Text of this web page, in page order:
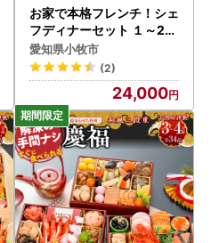
お家で本格フレンチ！シェ
フディナーセット １～2人
前 [043C03]
愛知県小牧市
(2)
24,000